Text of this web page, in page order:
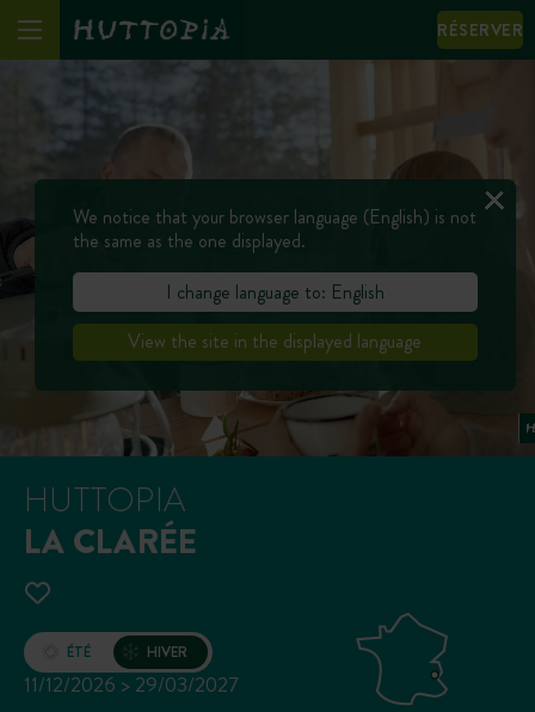
RÉSERVER
HUTTOPIA
LA CLARÉE
Ouverture
11/12/2026 > 29/03/2027
ÉTÉ HIVER
We notice that your browser language (English) is not
the same as the one displayed.
I change language to: English
View the site in the displayed language